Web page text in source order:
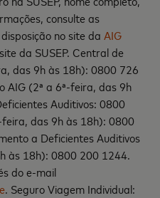
consulte as
no site daAIG
da SUSEP. Central de
das 9h às 18h): 0800 726
AIG (2ª a 6ª-feira, das 9h
Auditivos: 0800
das 9h às 18h): 0800
a Deficientes Auditivos
às 18h): 0800 200 1244.
do e-mail
. Seguro Viagem Individual: